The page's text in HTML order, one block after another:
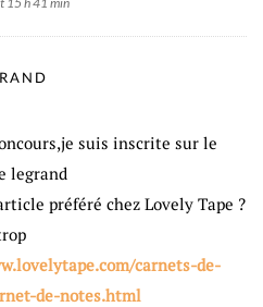
suis inscrite sur le
legrand
préféré chez Lovely Tape ?
carnets-de-
de-notes.html